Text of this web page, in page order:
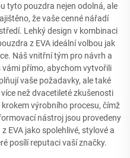
tyto pouzdra nejen odolná, ale
že vaše cenné nářadí
Lehký design v kombinaci
z EVA ideální volbou jak
Náš vnitřní tým pro návrh a
vámi přímo, abychom vytvořili
vaše požadavky, ale také
než dvacetileté zkušenosti
výrobního procesu, čímž
nástroj jsou provedeny
EVA jako spolehlivé, stylové a
posílí reputaci vaší značky.